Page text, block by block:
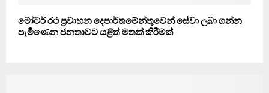
මෝටර් රථ ප‍්‍රවාහන දෙපාර්තමේන්තුවෙන් සේවා ලබා ගන්න
පැමිණෙන ජනතාවට යළිත් මතක් කිරීමක්